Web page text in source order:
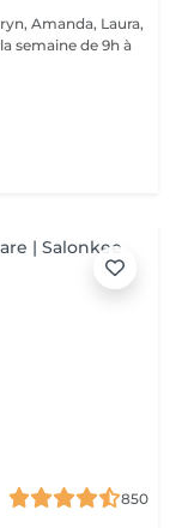
Amanda, Laura,
850